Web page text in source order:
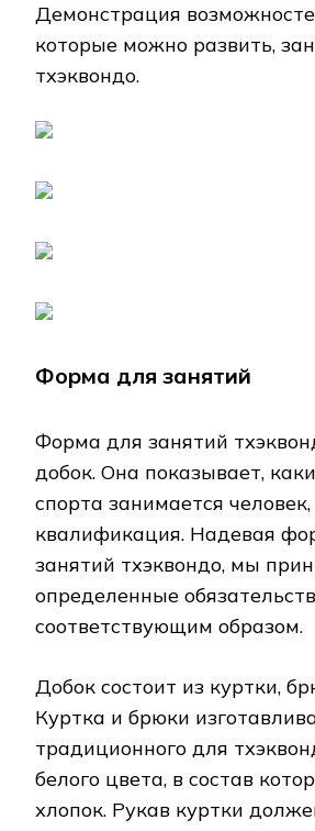
Демонстрация
которые можно развить,
тхэквондо.
Форма для занятий
Форма для занятий
добок. Она показывает,
спорта занимается
квалификация. Надевая
занятий тхэквондо, мы
определенные
соответствующим образом.
Добок состоит из куртки,
Куртка и брюки
традиционного для
белого цвета, в состав
хлопок. Рукав куртки